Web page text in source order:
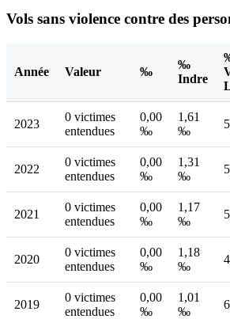
Vols sans violence contre des
Année Valeur ‰
‰
Indre
2023
0 victimes
entendues
0,00
‰
1,61
‰
2022
0 victimes
entendues
0,00
‰
1,31
‰
2021
0 victimes
entendues
0,00
‰
1,17
‰
2020
0 victimes
entendues
0,00
‰
1,18
‰
2019
0 victimes
entendues
0,00
‰
1,01
‰